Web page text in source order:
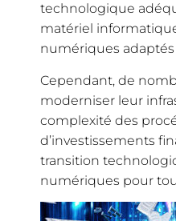
technologique
matériel
numériques adaptés
Cependant, de
moderniser leur
complexité des
d’investissements
transition
numériques pour